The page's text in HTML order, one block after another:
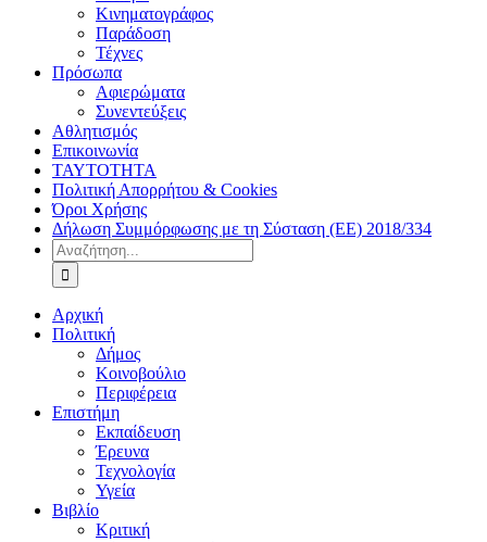
Κινηματογράφος
Παράδοση
Τέχνες
Πρόσωπα
Αφιερώματα
Συνεντεύξεις
Αθλητισμός
Επικοινωνία
ΤΑΥΤΟΤΗΤΑ
Πολιτική Απορρήτου & Cookies
Όροι Χρήσης
Δήλωση Συμμόρφωσης με τη Σύσταση (ΕΕ) 2018/334
Αναζήτηση
για:
Αρχική
Πολιτική
Δήμος
Κοινοβούλιο
Περιφέρεια
Επιστήμη
Εκπαίδευση
Έρευνα
Τεχνολογία
Υγεία
Βιβλίο
Κριτική